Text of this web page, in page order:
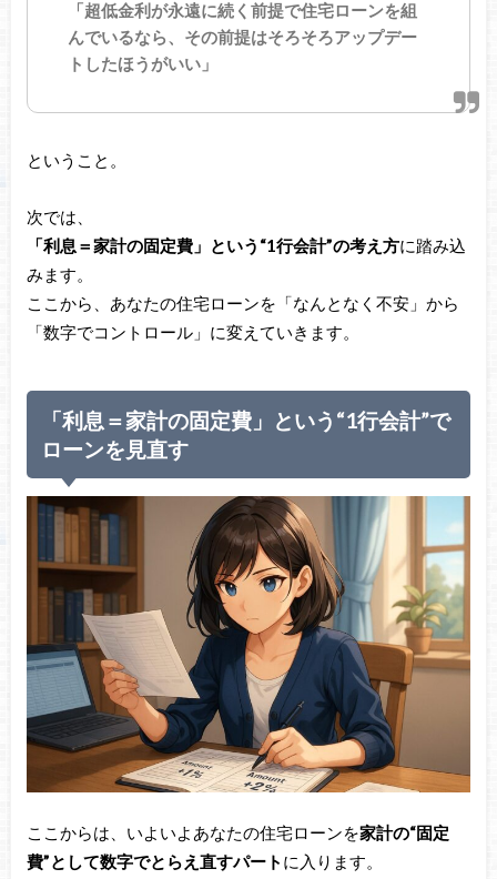
「超低金利が永遠に続く前提で住宅ローンを組
んでいるなら、その前提はそろそろアップデー
トしたほうがいい」
ということ。
次では、
「利息＝家計の固定費」という“1行会計”の考え方に踏み込
みます。
ここから、あなたの住宅ローンを「なんとなく不安」から
「数字でコントロール」に変えていきます。
「利息＝家計の固定費」という“1行会計”で
ローンを見直す
ここからは、いよいよあなたの住宅ローンを家計の“固定
費”として数字でとらえ直すパート に入ります。